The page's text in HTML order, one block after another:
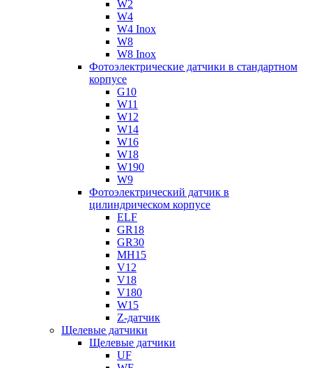
W2
W4
W4 Inox
W8
W8 Inox
Фотоэлектрические датчики в стандартном
корпусе
G10
W11
W12
W14
W16
W18
W190
W9
Фотоэлектрический датчик в
цилиндрическом корпусе
ELF
GR18
GR30
MH15
V12
V18
V180
W15
Z-датчик
Щелевые датчики
Щелевые датчики
UF